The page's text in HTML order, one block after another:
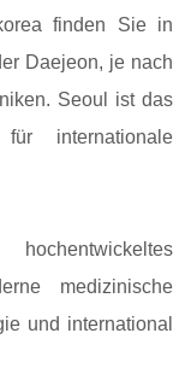
finden Sie in
Daejeon, je nach
Seoul ist das
internationale
medizinische
und international